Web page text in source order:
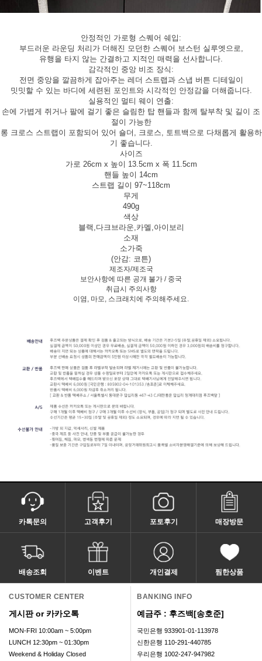
안정적인 가로형 스퀘어 쉐입:
부드러운 라운딩 처리가 더해진 모던한 스퀘어 보스턴 실루엣으로,
유행을 타지 않는 간결하고 지적인 매력을 선사합니다.
감각적인 중앙 비조 장식:
전면 중앙을 깔끔하게 잡아주는 레더 스트랩과 스냅 버튼 디테일이
밋밋할 수 있는 바디에 세련된 포인트와 시각적인 안정감을 더해줍니다.
실용적인 멀티 웨이 연출:
손에 가볍게 쥐거나 팔에 걸기 좋은 슬림한 탑 핸들과 함께 탈부착 및 길이 조
절이 가능한
롱 크로스 스트랩이 포함되어 있어 숄더, 크로스, 토트백으로 다채롭게 활용하
기 좋습니다.
사이즈
가로 26cm x 높이 13.5cm x 폭 11.5cm
핸들 높이 14cm
스트랩 길이 97~118cm
무게
490g
색상
블랙,다크브라운,카멜,아이보리
소재
소가죽
(안감: 코튼)
제조자/제조국
보안사항에 따른 공개 불가 / 중국
취급시 주의사항
이염, 마모, 스크래치에 주의해주세요.
카톡문의 고객후기 포토후기 매장방문
배송조회 이벤트 개인결제 찜한상품
CUSTOMER CENTER
게시판 or 카카오톡
MON-FRI 10:00am ~ 5:00pm
LUNCH 12:30pm ~ 01:30pm
Weekend & Holiday Closed
BANKING INFO
예금주 : 후즈백[송호준]
국민은행 933901-01-113978
신한은행 110-291-440785
우리은행 1002-247-947982